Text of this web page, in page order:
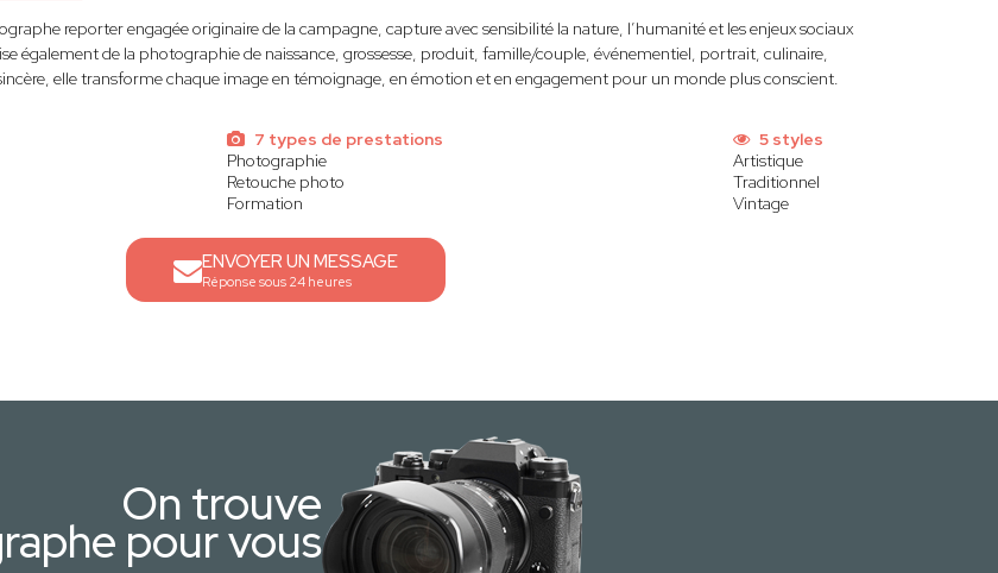
reporter engagée originaire de la campagne, capture avec sensibilité la nature, l’humanité et les enjeux sociaux
également de la photographie de naissance, grossesse, produit, famille/couple, événementiel, portrait, culinaire,
elle transforme chaque image en témoignage, en émotion et en engagement pour un monde plus conscient.
7 types de prestations
Photographie
Retouche photo
Formation
5 styles
Artistique
Traditionnel
Vintage
ENVOYER UN MESSAGE
Réponse sous 24 heures
On trouve
pour vous